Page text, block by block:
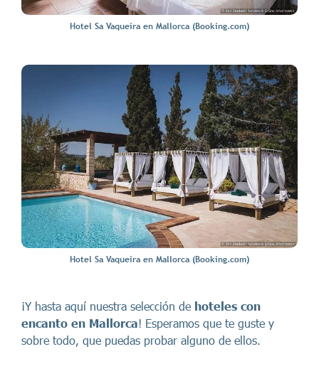
Hotel Sa Vaqueira en Mallorca (Booking.com)
Hotel Sa Vaqueira en Mallorca (Booking.com)
¡Y hasta aquí nuestra selección de hoteles con
encanto en Mallorca! Esperamos que te guste y
sobre todo, que puedas probar alguno de ellos.